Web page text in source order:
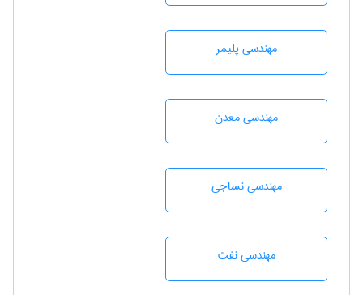
مهندسی پليمر
مهندسی معدن
مهندسي نساجی
مهندسی نفت